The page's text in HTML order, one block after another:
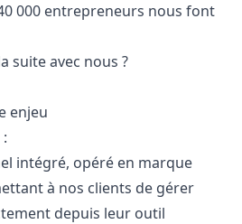
000 entrepreneurs nous font
suite avec nous ?
enjeu
intégré, opéré en marque
à nos clients de gérer
depuis leur outil